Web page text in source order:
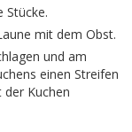
Stücke.
mit dem Obst.
und am
einen Streifen
der Kuchen